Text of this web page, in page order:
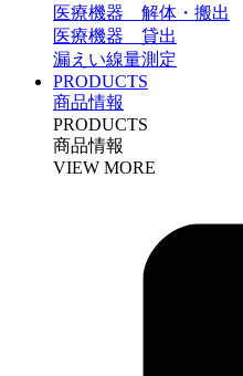
医療機器 解体・搬出
医療機器 貸出
漏えい線量測定
PRODUCTS
商品情報
PRODUCTS
商品情報
VIEW MORE